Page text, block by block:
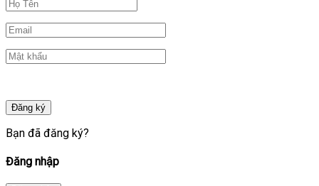
Đăng ký
Bạn đã đăng ký?
Đăng nhập